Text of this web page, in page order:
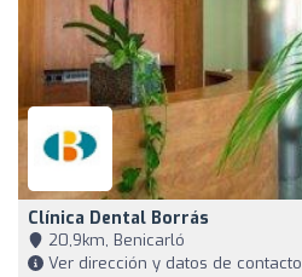
Clínica Dental Borrás
20,9km, Benicarló
Ver dirección y datos de contacto